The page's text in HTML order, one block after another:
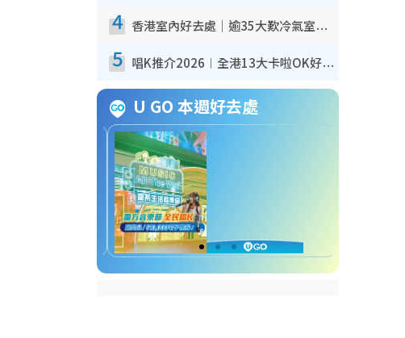
4 香港室內好去處｜逾35大歎冷氣室內好去處推介 室內活動免費避雨無懼落雨
5 唱K推介2026︱全港13大卡啦OK好去處！最平$36起 日文K都有！(附地址+收費詳情)
U GO 本週好去處